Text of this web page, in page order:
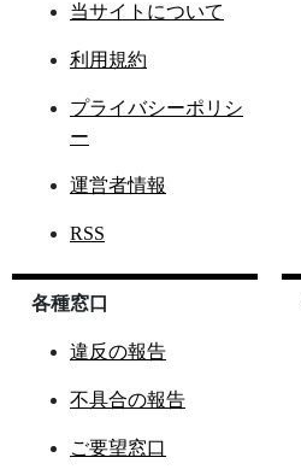
当サイトについて
利用規約
プライバシーポリシ
ー
運営者情報
RSS
各種窓口
違反の報告
不具合の報告
ご要望窓口